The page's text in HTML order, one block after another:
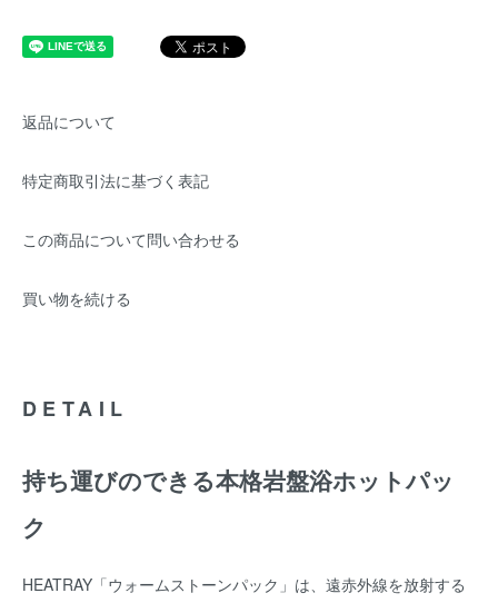
返品について
特定商取引法に基づく表記
この商品について問い合わせる
買い物を続ける
DETAIL
持ち運びのできる本格岩盤浴ホットパッ
ク
HEATRAY「ウォームストーンパック」は、遠赤外線を放射する